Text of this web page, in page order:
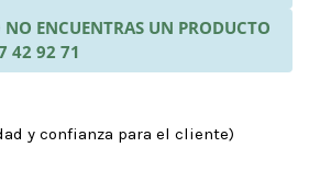
ENCUENTRAS UN PRODUCTO
42 92 71
y confianza para el cliente)